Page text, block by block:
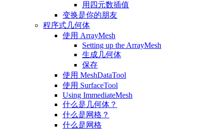
用四元数插值
变换是你的朋友
程序式几何体
使用 ArrayMesh
Setting up the ArrayMesh
生成几何体
保存
使用 MeshDataTool
使用 SurfaceTool
Using ImmediateMesh
什么是几何体？
什么是网格？
什么是网格